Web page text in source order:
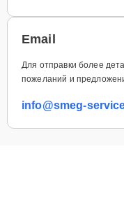
Email
Для отправки более
пожеланий и
info@smeg-